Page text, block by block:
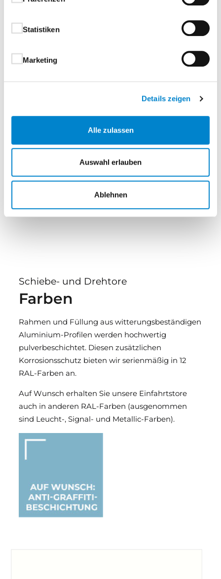
Statistiken
Marketing
Details zeigen
Alle zulassen
Auswahl erlauben
Ablehnen
Ladesäule aus Aluminium
Kopflogo „nach Kundenwunsch“
beleuchtet (max. 240 x 200 mm)
Inkl. Grundplatte, verzinkt ohne Technik
Innenmaß für bauseitige Ladestation:
245 x 815 x 100 mm (BxHxT)
Schiebe- und Drehtore
Farben
Rahmen und Füllung aus witterungsbeständigen
Aluminium-Profilen werden hochwertig
pulverbeschichtet. Diesen zusätzlichen
Korrosionsschutz bieten wir serienmäßig in 12
RAL-Farben an.
Auf Wunsch erhalten Sie unsere Einfahrtstore
auch in anderen RAL-Farben (ausgenommen
sind Leucht-, Signal- und Metallic-Farben).